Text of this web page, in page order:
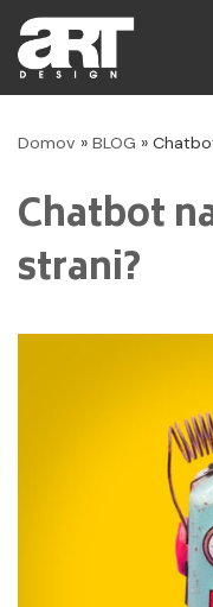
toDomov » BLOG »
Chatbot
strani?